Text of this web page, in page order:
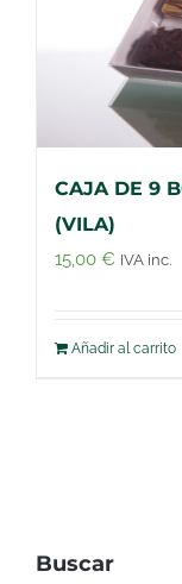
CAJA DE 9
(VILA)
15,00 € IVA inc.
Añadir al carrito
Buscar